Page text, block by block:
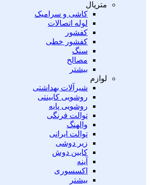
متریال
کاشی و سرامیک
لوله اتصالات
کفشور
کفشور خطی
سنگ
مصالح
بیشتر
لوازم
شیرآلات بهداشتی
روشویی کابینتی
روشویی پایه
توالت فرنگی
والهنگ
توالت ایرانی
زیر دوشی
کابین دوش
آینه
اکسسوری
بیشتر